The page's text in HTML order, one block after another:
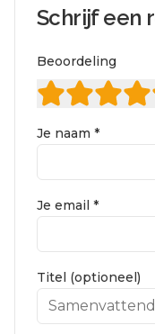
Schrijf een
Beoordeling
Je naam *
Je email *
Titel (optioneel)